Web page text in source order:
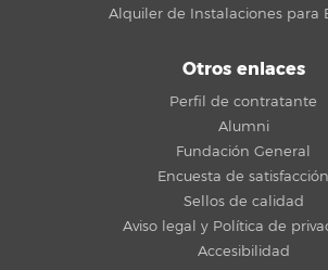
Alquiler de Instalaciones para
Otros enlaces
Perfil de contratante
Alumni
Fundación General
Encuesta de satisfacción
Sellos de calidad
Aviso legal y Política de
Accesibilidad